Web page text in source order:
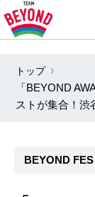
トップ
「BEYOND
ストが集合！渋
BEYOND